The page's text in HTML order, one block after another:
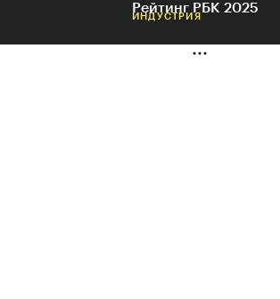
Рейтинг РБК 2025
ИНДУСТРИЯ